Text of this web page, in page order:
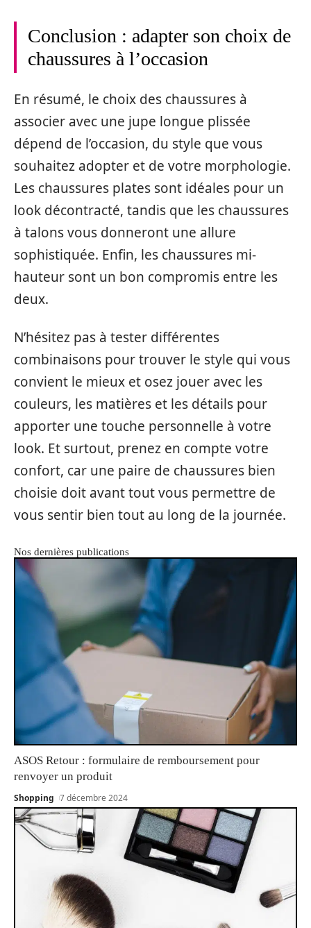
Conclusion : adapter son choix de
chaussures à l’occasion
En résumé, le choix des chaussures à
associer avec une jupe longue plissée
dépend de l’occasion, du style que vous
souhaitez adopter et de votre morphologie.
Les chaussures plates sont idéales pour un
look décontracté, tandis que les chaussures
à talons vous donneront une allure
sophistiquée. Enfin, les chaussures mi-
hauteur sont un bon compromis entre les
deux.
N’hésitez pas à tester différentes
combinaisons pour trouver le style qui vous
convient le mieux et osez jouer avec les
couleurs, les matières et les détails pour
apporter une touche personnelle à votre
look. Et surtout, prenez en compte votre
confort, car une paire de chaussures bien
choisie doit avant tout vous permettre de
vous sentir bien tout au long de la journée.
Nos dernières publications
ASOS Retour : formulaire de remboursement pour
renvoyer un produit
Shopping 7 décembre 2024